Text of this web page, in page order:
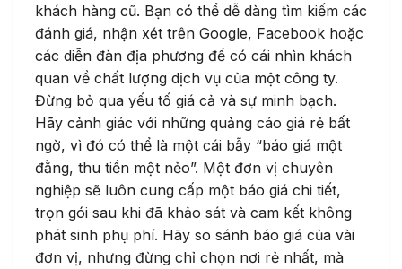
khách hàng cũ. Bạn có thể dễ dàng tìm kiếm các
đánh giá, nhận xét trên Google, Facebook hoặc
các diễn đàn địa phương để có cái nhìn khách
quan về chất lượng dịch vụ của một công ty.
Đừng bỏ qua yếu tố giá cả và sự minh bạch.
Hãy cảnh giác với những quảng cáo giá rẻ bất
ngờ, vì đó có thể là một cái bẫy “báo giá một
đằng, thu tiền một nẻo”. Một đơn vị chuyên
nghiệp sẽ luôn cung cấp một báo giá chi tiết,
trọn gói sau khi đã khảo sát và cam kết không
phát sinh phụ phí. Hãy so sánh báo giá của vài
đơn vị, nhưng đừng chỉ chọn nơi rẻ nhất, mà